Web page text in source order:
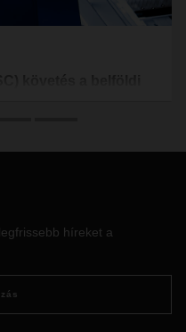
alkalmazzunk a
elmúlt 4 hét átlaga:
leírást találnak az
korrekció mértékéről,
került a 100%-
híreket a